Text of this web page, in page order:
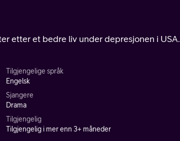
etter et bedre liv under depresjonen i USA.
Tilgjengelige språk
Engelsk
Sjangere
Drama
Tilgjengelig
Tilgjengelig i mer enn 3+ måneder